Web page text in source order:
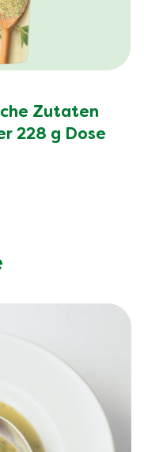
Zutaten
228 g Dose